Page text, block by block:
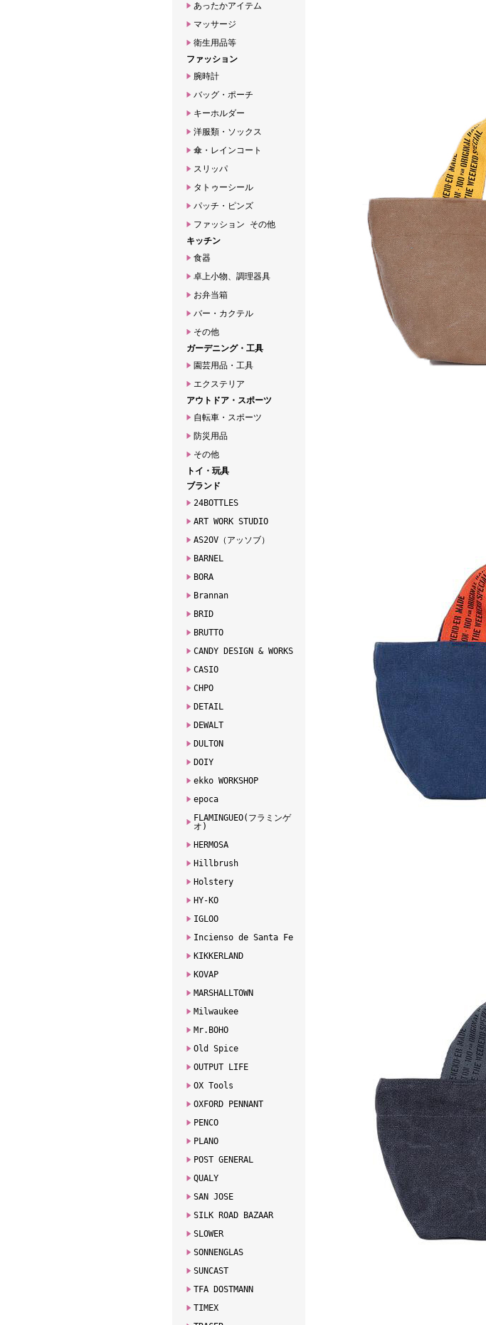
あったかアイテム
マッサージ
衛生用品等
ファッション
腕時計
バッグ・ポーチ
キーホルダー
洋服類・ソックス
傘・レインコート
スリッパ
タトゥーシール
パッチ・ピンズ
ファッション その他
キッチン
食器
卓上小物、調理器具
お弁当箱
バー・カクテル
その他
ガーデニング・工具
園芸用品・工具
エクステリア
アウトドア・スポーツ
自転車・スポーツ
防災用品
その他
トイ・玩具
ブランド
24BOTTLES
ART WORK STUDIO
AS2OV（アッソブ）
BARNEL
BORA
Brannan
BRID
BRUTTO
CANDY DESIGN & WORKS
CASIO
CHPO
DETAIL
DEWALT
DULTON
DOIY
ekko WORKSHOP
epoca
FLAMINGUEO(フラミンゲ
オ)
HERMOSA
Hillbrush
Holstery
HY-KO
IGLOO
Incienso de Santa Fe
KIKKERLAND
KOVAP
MARSHALLTOWN
Milwaukee
Mr.BOHO
Old Spice
OUTPUT LIFE
OX Tools
OXFORD PENNANT
PENCO
PLANO
POST GENERAL
QUALY
SAN JOSE
SILK ROAD BAZAAR
SLOWER
SONNENGLAS
SUNCAST
TFA DOSTMANN
TIMEX